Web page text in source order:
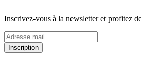
Inscrivez-vous à la newsletter et profitez
Inscription